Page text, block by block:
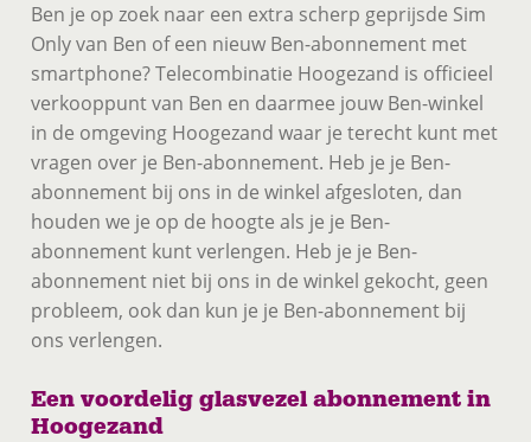
Ben je op zoek naar een extra scherp geprijsde Sim
Only van Ben of een nieuw Ben-abonnement met
smartphone? Telecombinatie Hoogezand is officieel
verkooppunt van Ben en daarmee jouw Ben-winkel
in de omgeving Hoogezand waar je terecht kunt met
vragen over je Ben-abonnement. Heb je je Ben-
abonnement bij ons in de winkel afgesloten, dan
houden we je op de hoogte als je je Ben-
abonnement kunt verlengen. Heb je je Ben-
abonnement niet bij ons in de winkel gekocht, geen
probleem, ook dan kun je je Ben-abonnement bij
ons verlengen.
Een voordelig glasvezel abonnement in
Hoogezand